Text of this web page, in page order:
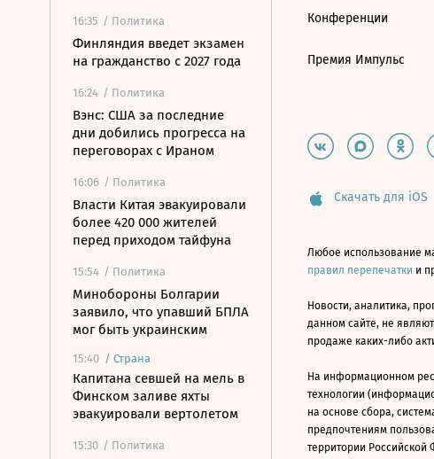
16:35 / Политика
Финляндия введет экзамен
на гражданство с 2027 года
16:24 / Политика
Вэнс: США за последние
дни добились прогресса на
переговорах с Ираном
16:06 / Политика
Власти Китая эвакуировали
более 420 000 жителей
перед приходом тайфуна
15:54 / Политика
Минобороны Болгарии
заявило, что упавший БПЛА
мог быть украинским
15:40 / Страна
Капитана севшей на мель в
Финском заливе яхты
эвакуировали вертолетом
15:30 / Политика
Конференции
Премия Импульс
Скачать для iOS
Любое использование
правил перепечатки и
Новости, аналитика,
данном сайте, не
продаже каких-либо
На информационном
технологии
на основе сбора,
предпочтениям
территории Российской